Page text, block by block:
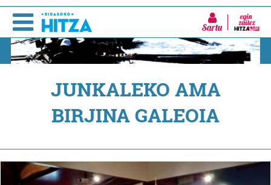
Sartu
JUNKALEKO AMA
BIRJINA GALEOIA